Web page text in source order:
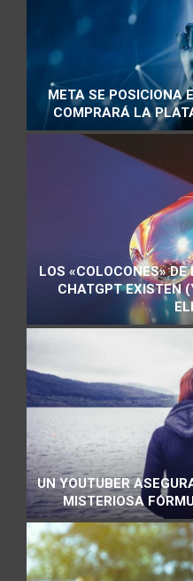
META SE POSICIONA
COMPRARÁ LA
LOS «COLOCONES»
CHATGPT EXISTEN
UN YOUTUBER
MISTERIOSA